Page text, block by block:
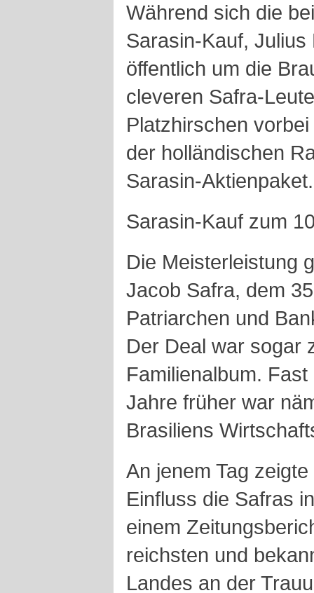
Während sich die
Sarasin-Kauf,
öffentlich um die
cleveren Safra-
Platzhirschen
der holländischen
Sarasin-Aktienpaket.
Sarasin-Kauf zum
Die Meisterleistung
Jacob Safra, dem
Patriarchen und
Der Deal war sogar
Familienalbum.
Jahre früher war
Brasiliens
An jenem Tag
Einfluss die Safras
einem
reichsten und
Landes an der